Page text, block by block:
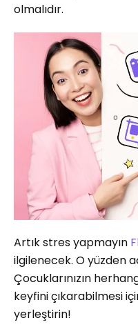
olmalıdır.
Artık stres yapmayın
ilgilenecek. O yüzden
Çocuklarınızın
keyfini çıkarabilmesi
yerleştirin!